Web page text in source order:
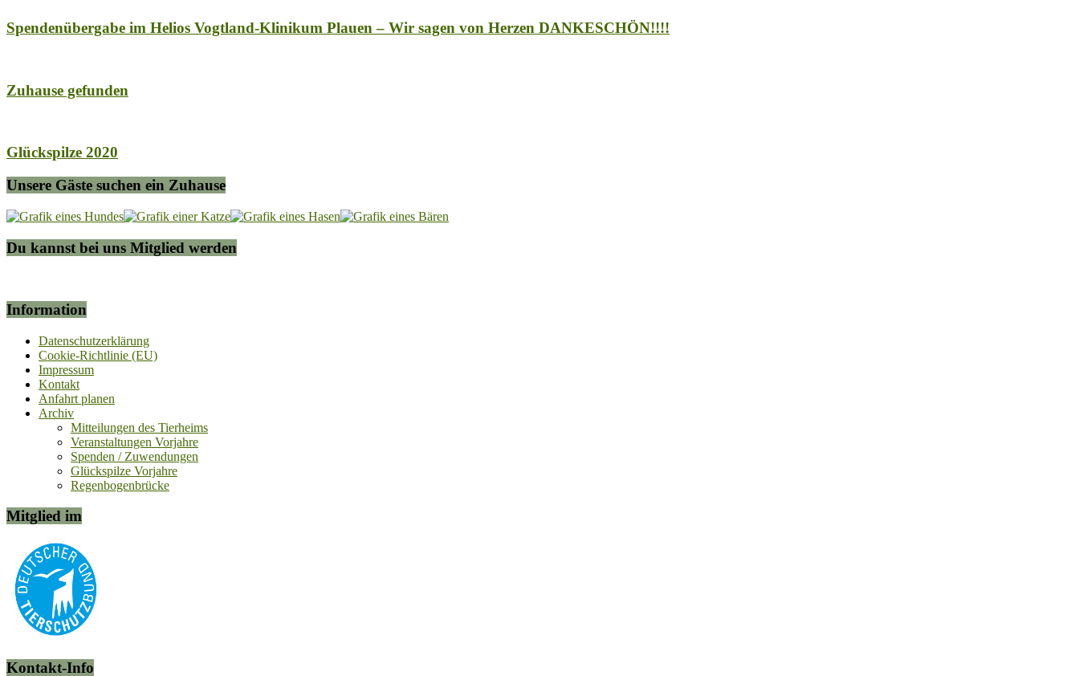
Spendenübergabe im Helios Vogtland-Klinikum Plauen – Wir sagen von Herzen DANKESCHÖN!!!!
Zuhause gefunden
Glückspilze 2020
Unsere Gäste suchen ein Zuhause
Du kannst bei uns Mitglied werden
Information
Datenschutzerklärung
Cookie-Richtlinie (EU)
Impressum
Kontakt
Anfahrt planen
Archiv
Mitteilungen des Tierheims
Veranstaltungen Vorjahre
Spenden / Zuwendungen
Glückspilze Vorjahre
Regenbogenbrücke
Mitglied im
Kontakt-Info